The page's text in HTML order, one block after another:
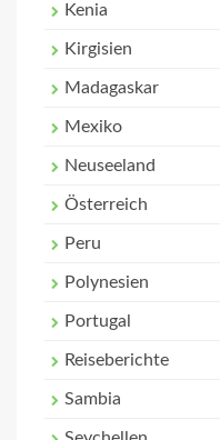
Kenia
Kirgisien
Madagaskar
Mexiko
Neuseeland
Österreich
Peru
Polynesien
Portugal
Reiseberichte
Sambia